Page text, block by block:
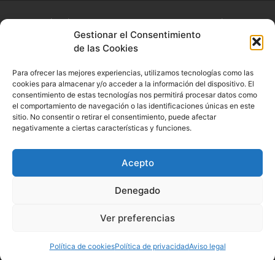
Gestionar el Consentimiento
de las Cookies
Para ofrecer las mejores experiencias, utilizamos tecnologías como las
cookies para almacenar y/o acceder a la información del dispositivo. El
consentimiento de estas tecnologías nos permitirá procesar datos como
el comportamiento de navegación o las identificaciones únicas en este
sitio. No consentir o retirar el consentimiento, puede afectar
negativamente a ciertas características y funciones.
Acepto
Denegado
Ver preferencias
Política de cookiesPolítica de privacidadAviso legal
La experiencia que queremos que nuestros usuarios
experimenten es la de acudir consulta y sentirse en un
lugar seguro, cómodo y confortable.
Textos legales
Aviso legal
Política de privacidad
Política de cookies
Síguenos
© 2022 . Todos los derechos reservados. Diseñado por